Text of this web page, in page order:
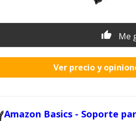
Me
Ver precio y
Amazon Basics - Soporte